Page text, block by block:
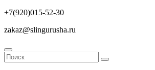
+7(920)015-52-30
zakaz@slingurusha.ru